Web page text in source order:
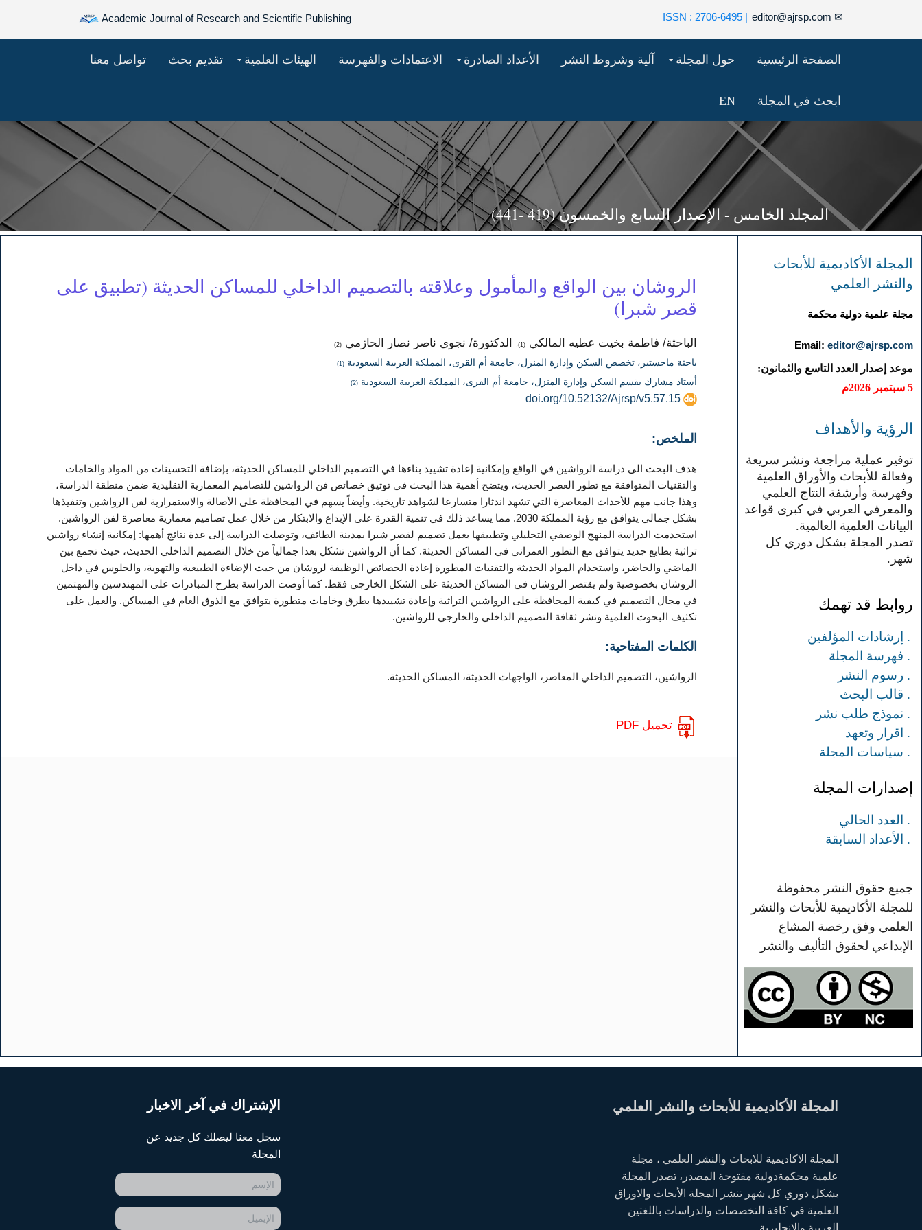
Academic Journal of Research and Scientific Publishing ✉
| ISSN : 2706-6495
الصفحة الرئيسية حول المجلة آلية وشروط النشر الأعداد الصادرة الاعتمادات والفهرسة الهيئات العلمية تقديم بحث تواصل معنا
ابحث في المجلة EN
المجلد الخامس - الإصدار السابع والخمسون (419 -441)
المجلة الأكاديمية للأبحاث
والنشر العلمي
مجلة علمية دولية محكمة
Email: editor@ajrsp.com
موعد إصدار العدد التاسع والثمانون:
5 سبتمبر 2026م
الرؤية والأهداف
توفير عملية مراجعة ونشر سريعة
وفعالة للأبحاث والأوراق العلمية
وفهرسة وأرشفة النتاج العلمي
والمعرفي العربي في كبرى قواعد
البيانات العلمية العالمية.
تصدر المجلة بشكل دوري كل
شهر.
روابط قد تهمك
. إرشادات المؤلفين
. فهرسة المجلة
. رسوم النشر
. قالب البحث
. نموذج طلب نشر
. اقرار وتعهد
. سياسات المجلة
إصدارات المجلة
. العدد الحالي
. الأعداد السابقة
جميع حقوق النشر محفوظة
للمجلة الأكاديمية للأبحاث والنشر
العلمي وفق رخصة المشاع
الإبداعي لحقوق التأليف والنشر
الروشان بين الواقع والمأمول وعلاقته بالتصميم الداخلي للمساكن الحديثة (تطبيق على
قصر شبرا)
الباحثة/ فاطمة بخيت عطيه المالكي (1)، الدكتورة/ نجوى ناصر نصار الحازمي (2)
باحثة ماجستير، تخصص السكن وإدارة المنزل، جامعة أم القرى، المملكة العربية السعودية (1)
أستاذ مشارك بقسم السكن وإدارة المنزل، جامعة أم القرى، المملكة العربية السعودية (2)
doi.org/10.52132/Ajrsp/v5.57.15
الملخص:
هدف البحث الى دراسة الرواشين في الواقع وإمكانية إعادة تشييد بناءها في التصميم الداخلي للمساكن الحديثة، بإضافة التحسينات من المواد والخامات
والتقنيات المتوافقة مع تطور العصر الحديث، ويتضح أهمية هذا البحث في توثيق خصائص فن الرواشين للتصاميم المعمارية التقليدية ضمن منطقة الدراسة،
وهذا جانب مهم للأحداث المعاصرة التي تشهد اندثارا متسارعا لشواهد تاريخية. وأيضاً يسهم في ‏المحافظة على الأصالة والاستمرارية لفن الرواشين وتنفيذها
بشكل جمالي يتوافق مع رؤية المملكة 2030. مما يساعد ذلك في تنمية القدرة على الإبداع والابتكار من خلال عمل تصاميم معمارية معاصرة لفن الرواشين.
استخدمت الدراسة المنهج الوصفي التحليلي وتطبيقها بعمل تصميم لقصر شبرا بمدينة الطائف، وتوصلت الدراسة إلى عدة نتائج أهمها: إمكانية إنشاء رواشين
تراثية بطابع جديد يتوافق مع التطور العمراني في المساكن الحديثة. كما أن الرواشين تشكل بعدا جمالياً من خلال التصميم الداخلي الحديث، حيث تجمع بين
الماضي والحاضر، واستخدام المواد الحديثة والتقنيات المطورة إعادة الخصائص الوظيفة لروشان من حيث الإضاءة الطبيعية والتهوية، والجلوس في داخل
الروشان بخصوصية ولم يقتصر الروشان في المساكن الحديثة على الشكل الخارجي فقط. كما أوصت الدراسة بطرح المبادرات على المهندسين والمهتمين
في مجال التصميم في كيفية المحافظة على الرواشين التراثية وإعادة تشييدها بطرق وخامات متطورة يتوافق مع الذوق العام في المساكن. والعمل على
تكثيف البحوث العلمية ونشر ثقافة التصميم الداخلي والخارجي للرواشين.
الكلمات المفتاحية:
الرواشين، التصميم الداخلي المعاصر، الواجهات الحديثة، المساكن الحديثة.
تحميل PDF
المجلة الأكاديمية للأبحاث والنشر العلمي
المجلة الاكاديمية للابحاث والنشر العلمي ، مجلة
علمية محكمةدولية مفتوحة المصدر، تصدر المجلة
بشكل دوري كل شهر تنشر المجلة الأبحاث والاوراق
العلمية في كافة التخصصات والدراسات باللغتين
العربية والانجليزية
الإشتراك في آخر الاخبار
سجل معنا ليصلك كل جديد عن
المجلة